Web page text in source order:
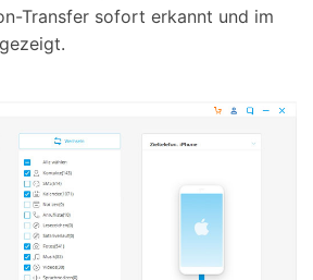
Transfer sofort erkannt und im